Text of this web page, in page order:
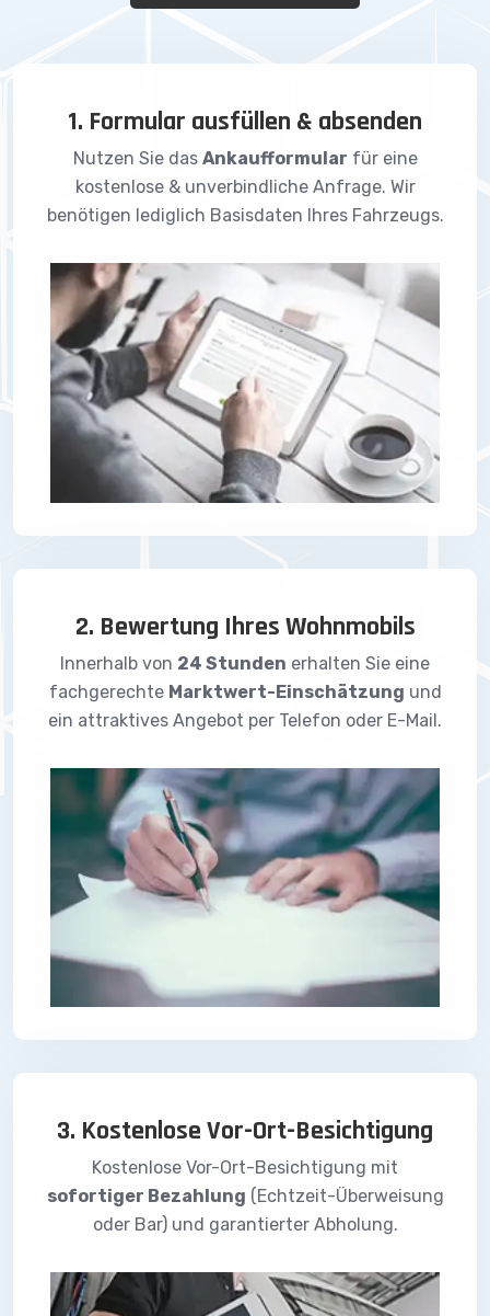
1. Formular ausfüllen & absenden
Nutzen Sie das Ankaufformular für eine
kostenlose & unverbindliche Anfrage. Wir
benötigen lediglich Basisdaten Ihres Fahrzeugs.
2. Bewertung Ihres Wohnmobils
Innerhalb von 24 Stunden erhalten Sie eine
fachgerechte Marktwert-Einschätzung und
ein attraktives Angebot per Telefon oder E-Mail.
3. Kostenlose Vor-Ort-Besichtigung
Kostenlose Vor-Ort-Besichtigung mit
sofortiger Bezahlung (Echtzeit-Überweisung
oder Bar) und garantierter Abholung.